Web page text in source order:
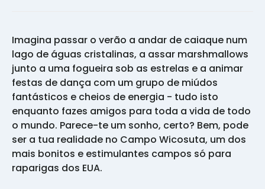
Imagina passar o verão a andar de caiaque num
lago de águas cristalinas, a assar marshmallows
junto a uma fogueira sob as estrelas e a animar
festas de dança com um grupo de miúdos
fantásticos e cheios de energia - tudo isto
enquanto fazes amigos para toda a vida de todo
o mundo. Parece-te um sonho, certo? Bem, pode
ser a tua realidade no Campo Wicosuta, um dos
mais bonitos e estimulantes campos só para
raparigas dos EUA.